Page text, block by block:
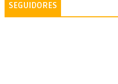
SEGUIDORES